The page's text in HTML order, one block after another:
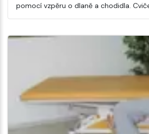
pomocí vzpěru o dlaně a chodidla.